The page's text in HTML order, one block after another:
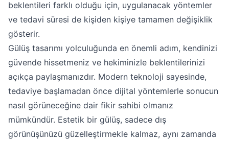
beklentileri farklı olduğu için, uygulanacak yöntemler
ve tedavi süresi de kişiden kişiye tamamen değişiklik
gösterir.
Gülüş tasarımı yolculuğunda en önemli adım, kendinizi
güvende hissetmeniz ve hekiminizle beklentilerinizi
açıkça paylaşmanızdır. Modern teknoloji sayesinde,
tedaviye başlamadan önce dijital yöntemlerle sonucun
nasıl görüneceğine dair fikir sahibi olmanız
mümkündür. Estetik bir gülüş, sadece dış
görünüşünüzü güzelleştirmekle kalmaz, aynı zamanda